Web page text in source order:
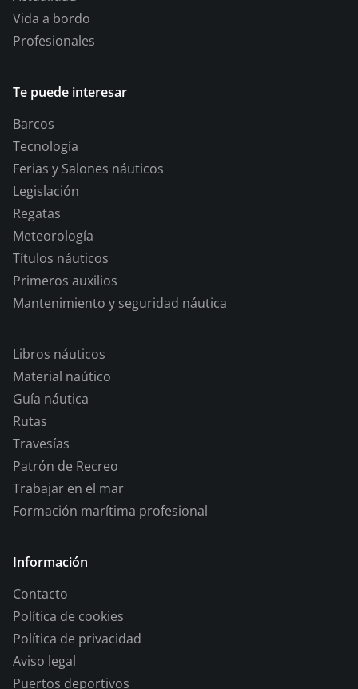
Vida a bordo
Profesionales
Te puede interesar
Barcos
Tecnología
Ferias y Salones náuticos
Legislación
Regatas
Meteorología
Títulos náuticos
Primeros auxilios
Mantenimiento y seguridad náutica
Libros náuticos
Material naútico
Guía náutica
Rutas
Travesías
Patrón de Recreo
Trabajar en el mar
Formación marítima profesional
Información
Contacto
Política de cookies
Política de privacidad
Aviso legal
Puertos deportivos